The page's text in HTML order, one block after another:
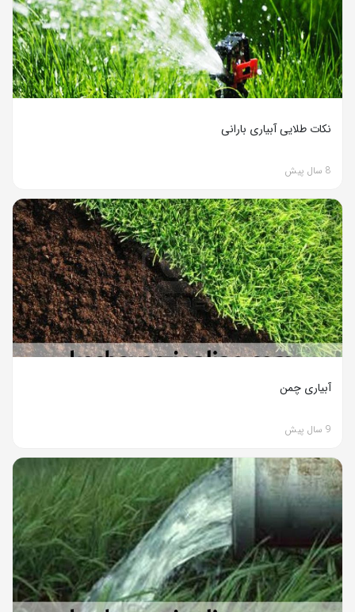
نکات طلایی آبیاری بارانی
8 سال پیش
آبیاری چمن
9 سال پیش